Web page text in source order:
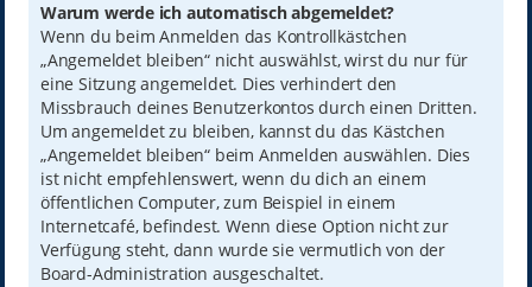
Warum werde ich automatisch abgemeldet?
Wenn du beim Anmelden das Kontrollkästchen
„Angemeldet bleiben“ nicht auswählst, wirst du nur für
eine Sitzung angemeldet. Dies verhindert den
Missbrauch deines Benutzerkontos durch einen Dritten.
Um angemeldet zu bleiben, kannst du das Kästchen
„Angemeldet bleiben“ beim Anmelden auswählen. Dies
ist nicht empfehlenswert, wenn du dich an einem
öffentlichen Computer, zum Beispiel in einem
Internetcafé, befindest. Wenn diese Option nicht zur
Verfügung steht, dann wurde sie vermutlich von der
Board-Administration ausgeschaltet.